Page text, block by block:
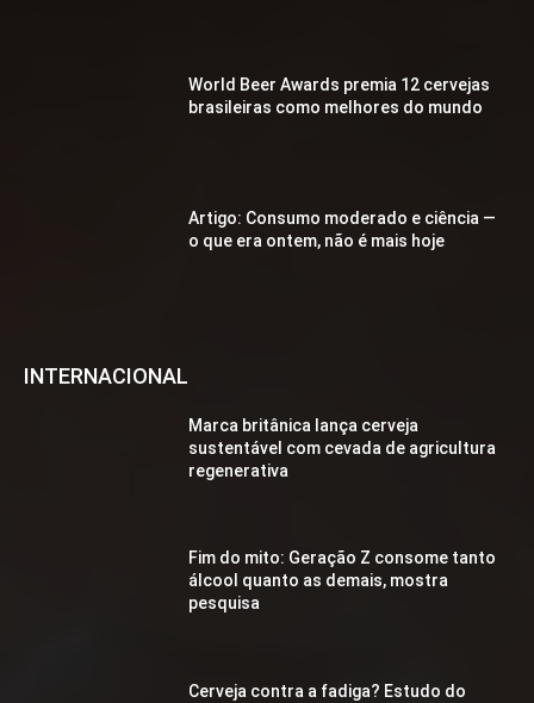
World Beer Awards premia 12 cervejas
brasileiras como melhores do mundo
Artigo: Consumo moderado e ciência —
o que era ontem, não é mais hoje
INTERNACIONAL
Marca britânica lança cerveja
sustentável com cevada de agricultura
regenerativa
Fim do mito: Geração Z consome tanto
álcool quanto as demais, mostra
pesquisa
Cerveja contra a fadiga? Estudo do